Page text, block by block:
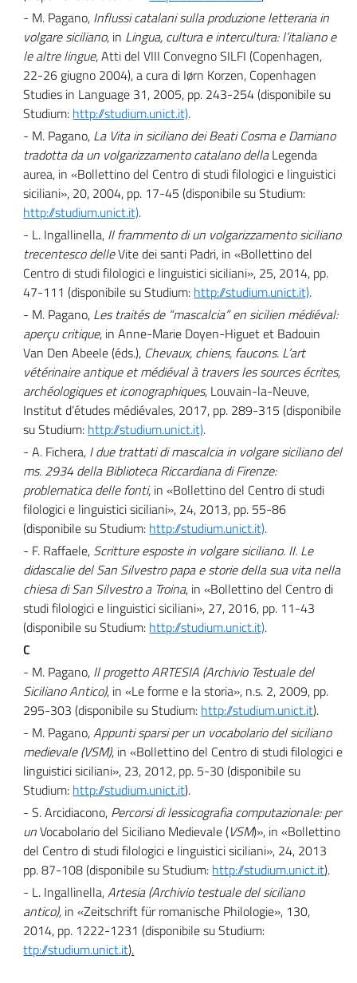
- M. Pagano, Influssi catalani sulla produzione letteraria in
volgare siciliano, in Lingua, cultura e intercultura: l’italiano e
le altre lingue, Atti del VIII Convegno SILFI (Copenhagen,
22-26 giugno 2004), a cura di Iørn Korzen, Copenhagen
Studies in Language 31, 2005, pp. 243-254 (disponibile su
Studium: http://studium.unict.it).
- M. Pagano, La Vita in siciliano dei Beati Cosma e Damiano
tradotta da un volgarizzamento catalano dellaLegenda
aurea, in «Bollettino del Centro di studi filologici e linguistici
siciliani», 20, 2004, pp. 17-45 (disponibile su Studium:
http://studium.unict.it).
- L. Ingallinella, Il frammento di un volgarizzamento siciliano
trecentesco delleVite dei santi Padri, in «Bollettino del
Centro di studi filologici e linguistici siciliani», 25, 2014, pp.
47-111 (disponibile su Studium: http://studium.unict.it).
- M. Pagano, Les traités de “mascalcia” en sicilien médiéval:
aperçu critique, in Anne-Marie Doyen-Higuet et Badouin
Van Den Abeele (éds.), Chevaux, chiens, faucons. L’art
vétérinaire antique et médiéval à travers les sources écrites,
archéologiques et iconographiques, Louvain-la-Neuve,
Institut d’études médiévales, 2017, pp. 289-315 (disponibile
su Studium: http://studium.unict.it).
- A. Fichera, I due trattati di mascalcia in volgare siciliano del
ms. 2934 della Biblioteca Riccardiana di Firenze:
problematica delle fonti, in «Bollettino del Centro di studi
filologici e linguistici siciliani», 24, 2013, pp. 55-86
(disponibile su Studium: http://studium.unict.it).
- F. Raffaele, Scritture esposte in volgare siciliano. II. Le
didascalie del San Silvestro papa e storie della sua vita nella
chiesa di San Silvestro a Troina, in «Bollettino del Centro di
studi filologici e linguistici siciliani», 27, 2016, pp. 11-43
(disponibile su Studium: http://studium.unict.it).
C
- M. Pagano, Il progetto ARTESIA (Archivio Testuale del
Siciliano Antico), in «Le forme e la storia», n.s. 2, 2009, pp.
295-303 (disponibile su Studium: http://studium.unict.it).
- M. Pagano,Appunti sparsi per un vocabolario del siciliano
medievale (VSM), in «Bollettino del Centro di studi filologici e
linguistici siciliani», 23, 2012, pp. 5-30 (disponibile su
Studium: http://studium.unict.it).
- S. Arcidiacono, Percorsi di lessicografia computazionale: per
unVocabolario del Siciliano Medievale (VSM)», in «Bollettino
del Centro di studi filologici e linguistici siciliani», 24, 2013
pp. 87-108 (disponibile su Studium: http://studium.unict.it).
- L. Ingallinella,Artesia (Archivio testuale del siciliano
antico), in «Zeitschrift für romanische Philologie», 130,
2014, pp. 1222-1231 (disponibile su Studium:
ttp://studium.unict.it).